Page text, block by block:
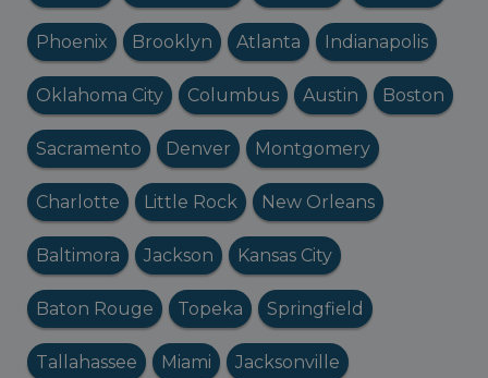
Phoenix Brooklyn Atlanta Indianapolis
Oklahoma City Columbus Austin Boston
Sacramento Denver Montgomery
Charlotte Little Rock New Orleans
Baltimora Jackson Kansas City
Baton Rouge Topeka Springfield
Tallahassee Miami Jacksonville